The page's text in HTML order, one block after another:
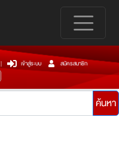
| เข้าสู่ระบบ
สมัครสมาชิก
ค้นหา